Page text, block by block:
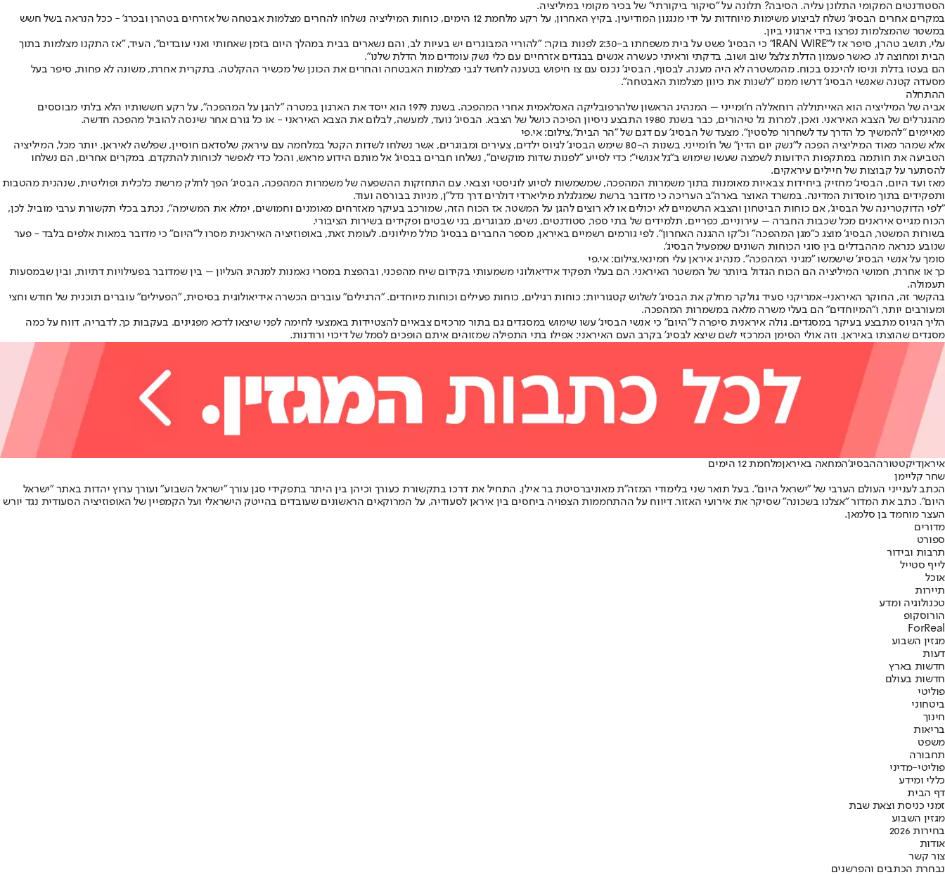
הסטודנטים המקומי התלונן עליה. הסיבה? תלונה על "סיקור ביקורתי" של בכיר מקומי במיליציה.
במקרים אחרים הבסיג' נשלח לביצוע משימות מיוחדות על ידי מנגנון המודיעין. בקיץ האחרון, על רקע מלחמת 12 הימים, כוחות המיליציה נשלחו להחרים מצלמות אבטחה של אזרחים בטהרן ובכרג' - ככל הנראה בשל חשש
במשטר שהמצלמות נפרצו בידי ארגוני ביון.
עלי, תושב טהרן, סיפר אז ל"IRAN WIRE" כי הבסיג' פשט על בית משפחתו ב-2:30 לפנות בוקר: "להוריי המבוגרים יש בעיות לב, והם נשארים בבית במהלך היום בזמן שאחותי ואני עובדים", העיד, "אז התקנו מצלמות בתוך
הבית ומחוצה לו. כאשר פעמון הדלת צלצל שוב ושוב, בדקתי וראיתי כעשרה אנשים בבגדים אזרחיים עם כלי נשק עומדים מול הדלת שלנו".
הם בעטו בדלת וניסו להיכנס בכוח. מהמשטרה לא היה מענה. לבסוף, הבסיג' נכנס עם צו חיפוש בטענה לחשד לגבי מצלמות האבטחה והחרים את הכונן של מכשיר ההקלטה. בתקרית אחרת, משונה לא פחות, סיפר בעל
מסעדה קטנה שאנשי הבסיג' דרשו ממנו "לשנות את כיוון מצלמות האבטחה".
ההתחלה
אביה של המיליציה הוא האייתוללה רוחאללה ח'ומייני – המנהיג הראשון שלהרפובליקה האסלאמית אחרי המהפכה
. בשנת 1979 הוא ייסד את הארגון במטרה "להגן על המהפכה", על רקע חששותיו הלא בלתי מבוססים
מהגנרלים של הצבא האיראני. ואכן, למרות גל טיהורים, כבר בשנת 1980 התבצע ניסיון הפיכה כושל של הצבא. הבסיג' נועד, למעשה, לבלום את הצבא האיראני - או כל גורם אחר שינסה להוביל מהפכה חדשה.
מאיימים "להמשיך כל הדרך עד לשחרור פלסטין". מצעד של הבסיג' עם דגם של "הר הבית",צילום: אי.פי
אלא שמהר מאוד המיליציה הפכה ל"נשק יום הדין" של ח'ומייני. בשנות ה-80 שימש הבסיג' לגיוס ילדים, צעירים ומבוגרים, אשר נשלחו לשדות הקטל במלחמה עם עיראק של
סדאם חוסיין, שפלשה לאיראן. יותר מכל, המיליציה
הטביעה את חותמה במתקפות הידועות לשמצה שעשו שימוש ב"גל אנושי": כדי לסייע "לפנות שדות מוקשים", נשלחו חברים בבסיג' אל מותם הידוע מראש, והכל כדי לאפשר לכוחות להתקדם. במקרים אחרים, הם נשלחו
להסתער על קבוצות של חיילים עיראקים.
מאז ועד היום, הבסיג' מחזיק ביחידות צבאיות מאומנות בתוך משמרות המהפכה, שמשמשות לסיוע לוגיסטי וצבאי. עם התחזקות ההשפעה של משמרות המהפכה, הבסיג' הפך לחלק מרשת כלכלית ופוליטית, שנהנית מהטבות
ותפקידים בתוך מוסדות המדינה. במשרד האוצר בארה"ב העריכה כי מדובר ברשת שמגלגלת מיליארדי דולרים דרך נדל"ן, מניות בבורסה ועוד.
"לפי הדוקטרינה של הבסיג', אם כוחות הביטחון והצבא הרשמיים לא יכולים או לא רוצים להגן על המשטר, אז הכוח הזה, שמורכב בעיקר מאזרחים מאומנים וחמושים, ימלא את המשימה", נכתב בכלי תקשורת ערבי מוביל. לכן,
הכוח מגייס איראנים מכל שכבות החברה – עירוניים, כפריים, תלמידים של בתי ספר, סטודנטים, נשים, מבוגרים, בני שבטים ופקידים בשירות הציבורי.
בשורות המשטר, הבסיג' מוצג כ"מגן המהפכה" וכ"קו ההגנה האחרון". לפי גורמים רשמיים באיראן, מספר החברים בבסיג' כולל מיליונים. לעומת זאת, באופוזיציה האיראנית מסרו ל"היום" כי מדובר במאות אלפים בלבד - פער
שנובע כנראה מההבדלים בין סוגי הכוחות השונים שמפעיל הבסיג'.
סומך על אנשי הבסיג' שישמשו "מגיני המהפכה". מנהיג איראן עלי חמינאי,צילום: אי.פי
כך או אחרת, חמושי המיליציה הם הכוח הגדול ביותר של המשטר האיראני. הם בעלי תפקיד אידיאולוגי משמעותי בקידום שיח מהפכני, ובהפצת במסרי נאמנות למנהיג העליון – בין שמדובר בפעילויות דתיות, ובין שבמסעות
תעמולה.
בהקשר זה, החוקר האיראני-אמריקני סעיד גולקר מחלק את הבסיג' לשלוש קטגוריות: כוחות רגילים, כוחות פעילים וכוחות מיוחדים. "הרגילים" עוברים הכשרה אידיאולוגית בסיסית, "הפעילים" עוברים תוכנית של חודש וחצי
ומעורבים יותר, ו"המיוחדים" הם בעלי משרה מלאה במשמרות המהפכה.
הליך הגיוס מתבצע בעיקר במסגדים. גולה איראנית סיפרה ל"היום" כי אנשי הבסיג' עשו שימוש במסגדים גם בתור מרכזים צבאיים להצטיידות באמצעי לחימה לפני שיצאו לדכא מפגינים. בעקבות כך, לדבריה, דווח על כמה
מסגדים שהוצתו באיראן. וזה אולי הסימן המרכזי לשם שיצא לבסיג' בקרב העם האיראני: אפילו בתי התפילה שמזוהים איתם הופכים לסמל של דיכוי ורודנות.
איראןדיקטטורההבסיג'המחאה באיראןמלחמת 12 הימים
שחר קליימן
הכתב לענייני העולם הערבי של "ישראל היום". בעל תואר שני בלימודי המזה"ת מאוניברסיטת בר אילן. התחיל את דרכו בתקשורת כעורך וכיהן בין היתר בתפקידי סגן עורך "ישראל השבוע" ועורך ערוץ יהדות באתר "ישראל
היום". כתב את המדור "אצלנו בשכונה" שסיקר את אירועי האזור. דיווח על ההתחממות הצפויה ביחסים בין איראן לסעודיה, על המרוקאים הראשונים שעובדים בהייטק הישראלי ועל הקמפיין של האופוזיציה הסעודית נגד יורש
העצר מוחמד בן סלמאן.
מדורים
ספורט
תרבות ובידור
לייף סטייל
אוכל
תיירות
טכנולוגיה ומדע
הורוסקופ
ForReal
מגזין השבוע
דעות
חדשות בארץ
חדשות בעולם
פוליטי
ביטחוני
חינוך
בריאות
משפט
תחבורה
פוליטי-מדיני
כללי ומידע
דף הבית
זמני כניסת וצאת שבת
מגזין השבוע
בחירות 2026
אודות
צור קשר
נבחרת הכתבים והפרשנים